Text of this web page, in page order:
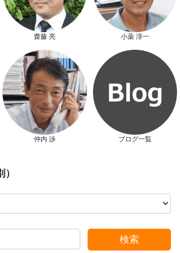
新春特別キャンペーン
齋藤 亮 小薬 淳一
仲内 渉 ブログ一覧
検索